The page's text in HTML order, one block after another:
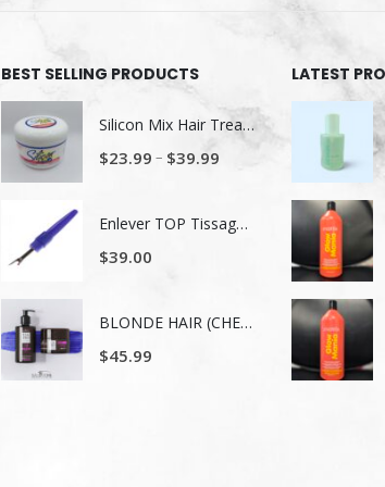
BEST SELLING PRODUCTS
Silicon Mix Hair Treatment
$23.99 – $39.99
Enlever TOP Tissage/ Lavage de tête
$39.00
BLONDE HAIR (CHEVEUX BLONDS) NUTRITION ET NUANCE
$45.99
LATEST